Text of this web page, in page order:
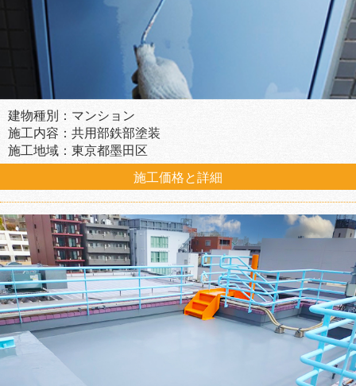
建物種別：マンション
施工内容：共用部鉄部塗装
施工地域：東京都墨田区
施工価格と詳細